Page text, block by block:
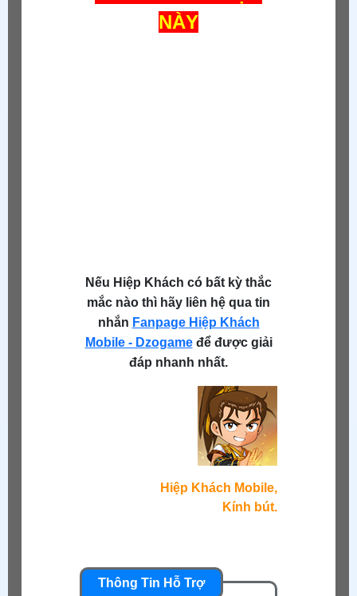
NÀY
Nếu Hiệp Khách có bất kỳ thắc
mắc nào thì hãy liên hệ qua tin
nhắn Fanpage Hiệp Khách
Mobile - Dzogameđể được giải
đáp nhanh nhất.
Hiệp Khách Mobile,
Kính bút.